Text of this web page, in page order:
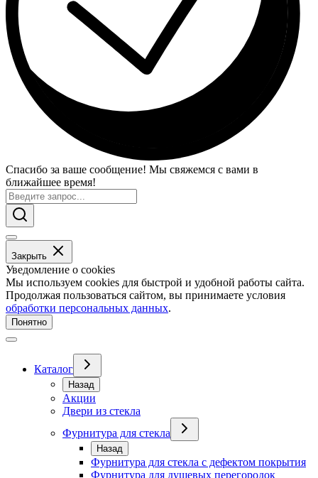
Спасибо за ваше сообщение! Мы свяжемся с вами в
ближайшее время!
Закрыть
Уведомление о cookies
Мы используем cookies для быстрой и удобной работы сайта.
Продолжая пользоваться сайтом, вы принимаете условия
обработки персональных данных.
Понятно
Каталог
Назад
Акции
Двери из стекла
Фурнитура для стекла
Назад
Фурнитура для стекла с дефектом покрытия
Фурнитура для душевых перегородок